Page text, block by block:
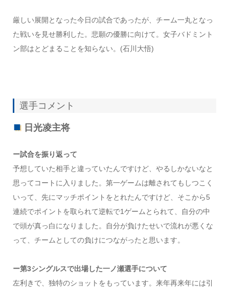
厳しい展開となった今日の試合であったが、チーム一丸となっ
た戦いを見せ勝利した。悲願の優勝に向けて。女子バドミント
ン部はとどまることを知らない。(石川大悟)
選手コメント
日光凌主将
ー試合を振り返って
予想していた相手と違っていたんですけど、やるしかないなと
思ってコートに入りました。第一ゲームは離されてもしつこく
いって、先にマッチポイントをとれたんですけど、そこから5
連続でポイントを取られて逆転で1ゲームとられて、自分の中
で頭が真っ白になりました。自分が負けたせいで流れが悪くな
って、チームとしての負けにつながったと思います。
ー第3シングルスで出場した一ノ瀬選手について
左利きで、独特のショットをもっています。来年再来年には引